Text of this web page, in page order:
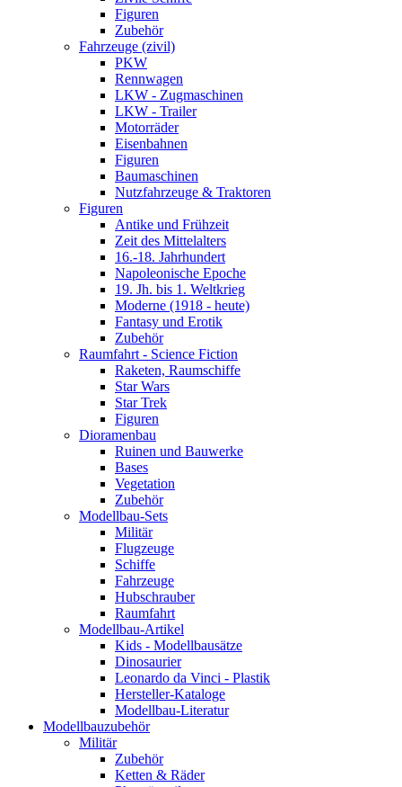
Figuren
Zubehör
Fahrzeuge (zivil)
PKW
Rennwagen
LKW - Zugmaschinen
LKW - Trailer
Motorräder
Eisenbahnen
Figuren
Baumaschinen
Nutzfahrzeuge & Traktoren
Figuren
Antike und Frühzeit
Zeit des Mittelalters
16.-18. Jahrhundert
Napoleonische Epoche
19. Jh. bis 1. Weltkrieg
Moderne (1918 - heute)
Fantasy und Erotik
Zubehör
Raumfahrt - Science Fiction
Raketen, Raumschiffe
Star Wars
Star Trek
Figuren
Dioramenbau
Ruinen und Bauwerke
Bases
Vegetation
Zubehör
Modellbau-Sets
Militär
Flugzeuge
Schiffe
Fahrzeuge
Hubschrauber
Raumfahrt
Modellbau-Artikel
Kids - Modellbausätze
Dinosaurier
Leonardo da Vinci - Plastik
Hersteller-Kataloge
Modellbau-Literatur
Modellbauzubehör
Militär
Zubehör
Ketten & Räder